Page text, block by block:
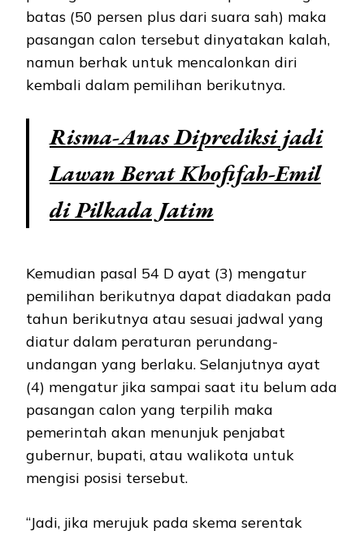
batas (50 persen plus dari suara sah) maka
pasangan calon tersebut dinyatakan kalah,
namun berhak untuk mencalonkan diri
kembali dalam pemilihan berikutnya.
Risma-Anas Diprediksi jadi
Lawan Berat Khofifah-Emil
di Pilkada Jatim
Kemudian pasal 54 D ayat (3) mengatur
pemilihan berikutnya dapat diadakan pada
tahun berikutnya atau sesuai jadwal yang
diatur dalam peraturan perundang-
undangan yang berlaku. Selanjutnya ayat
(4) mengatur jika sampai saat itu belum ada
pasangan calon yang terpilih maka
pemerintah akan menunjuk penjabat
gubernur, bupati, atau walikota untuk
mengisi posisi tersebut.
“Jadi, jika merujuk pada skema serentak